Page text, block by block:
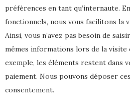
préférences en tant qu’internaute.
fonctionnels, nous vous facilitons la
Ainsi, vous n’avez pas besoin de
mêmes informations lors de la
exemple, les éléments restent dans
paiement. Nous pouvons déposer
consentement.